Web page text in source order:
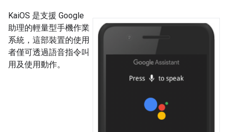
KaiOS 是支援 Google
助理的輕量型手機作業
系統，這部裝置的使用
者僅可透過語音指令叫
用及使用動作。